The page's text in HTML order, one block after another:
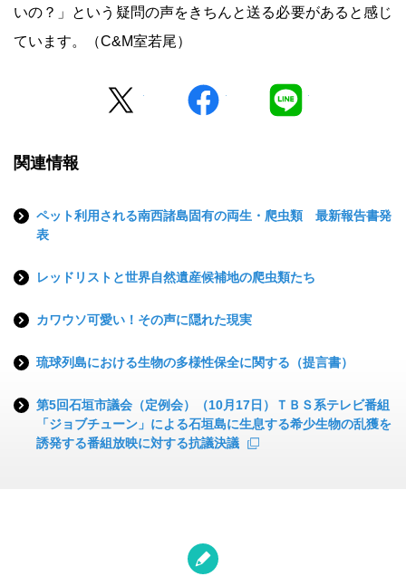
いの？」という疑問の声をきちんと送る必要があると感じ
ています。（C&M室若尾）
facebook
関連情報
ペット利用される南西諸島固有の両生・爬虫類 最新報告書発
表
レッドリストと世界自然遺産候補地の爬虫類たち
カワウソ可愛い！その声に隠れた現実
琉球列島における生物の多様性保全に関する（提言書）
第5回石垣市議会（定例会）（10月17日）ＴＢＳ系テレビ番組
「ジョブチューン」による石垣島に生息する希少生物の乱獲を
誘発する番組放映に対する抗議決議